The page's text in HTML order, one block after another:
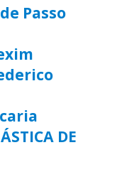
Passo
DE